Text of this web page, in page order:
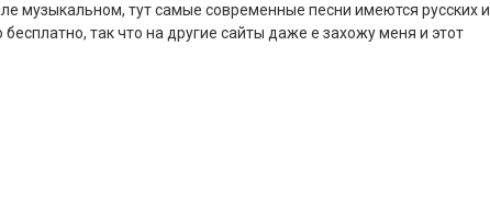
музыкальном, тут самые современные песни имеются русских и
так что на другие сайты даже е захожу меня и этот